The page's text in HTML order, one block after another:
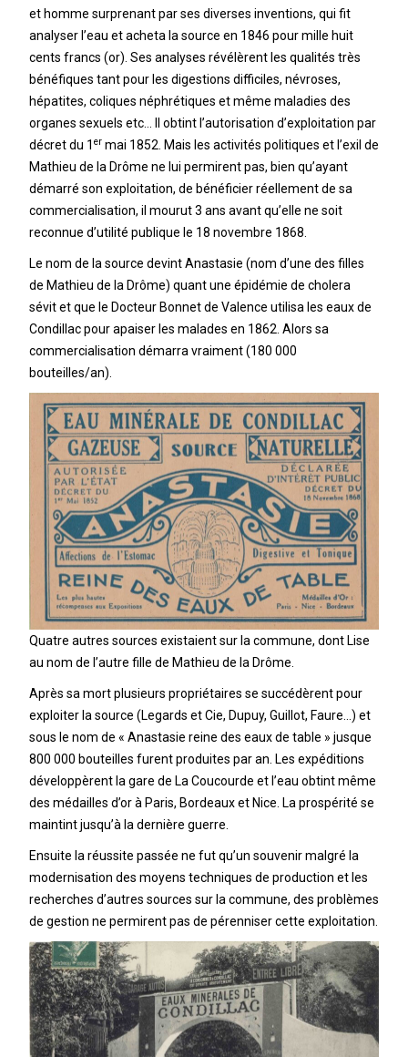
et homme surprenant par ses diverses inventions, qui fit
analyser l’eau et acheta la source en 1846 pour mille huit
cents francs (or). Ses analyses révélèrent les qualités très
bénéfiques tant pour les digestions difficiles, névroses,
hépatites, coliques néphrétiques et même maladies des
organes sexuels etc… Il obtint l’autorisation d’exploitation par
décret du 1 ermai 1852. Mais les activités politiques et l’exil de
Mathieu de la Drôme ne lui permirent pas, bien qu’ayant
démarré son exploitation, de bénéficier réellement de sa
commercialisation, il mourut 3 ans avant qu’elle ne soit
reconnue d’utilité publique le 18 novembre 1868.
Le nom de la source devint Anastasie (nom d’une des filles
de Mathieu de la Drôme) quant une épidémie de cholera
sévit et que le Docteur Bonnet de Valence utilisa les eaux de
Condillac pour apaiser les malades en 1862. Alors sa
commercialisation démarra vraiment (180 000
bouteilles/an).
Quatre autres sources existaient sur la commune, dont Lise
au nom de l’autre fille de Mathieu de la Drôme.
Après sa mort plusieurs propriétaires se succédèrent pour
exploiter la source (Legards et Cie, Dupuy, Guillot, Faure…) et
sous le nom de « Anastasie reine des eaux de table » jusque
800 000 bouteilles furent produites par an. Les expéditions
développèrent la gare de La Coucourde et l’eau obtint même
des médailles d’or à Paris, Bordeaux et Nice. La prospérité se
maintint jusqu’à la dernière guerre.
Ensuite la réussite passée ne fut qu’un souvenir malgré la
modernisation des moyens techniques de production et les
recherches d’autres sources sur la commune, des problèmes
de gestion ne permirent pas de pérenniser cette exploitation.